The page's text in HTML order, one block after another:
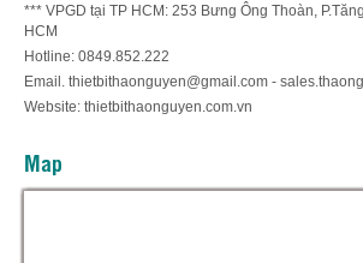
*** VPGD tại TP HCM: 253 Bưng Ông Thoàn,
HCM
Hotline: 0849.852.222
Email. thietbithaonguyen@gmail.com -
Website: thietbithaonguyen.com.vn
Map